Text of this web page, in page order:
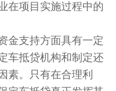
在项目实施过程中的
金支持方面具有一定
车抵贷机构和制定还
素。只有在合理利